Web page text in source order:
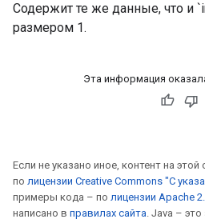
Содержит те же данные, что и
размером 1.
Эта информация
Если не указано иное, контент на
по лицензии Creative Commons "С
примеры кода – по лицензии Apache
написано в правилах сайта. Java –